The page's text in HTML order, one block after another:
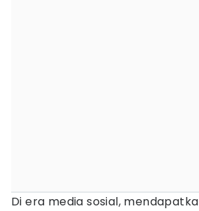
Di era media sosial,